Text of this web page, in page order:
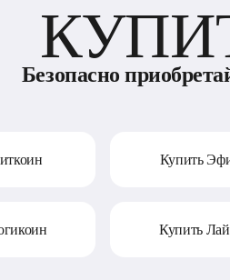
Безопасно
Купить
Купить